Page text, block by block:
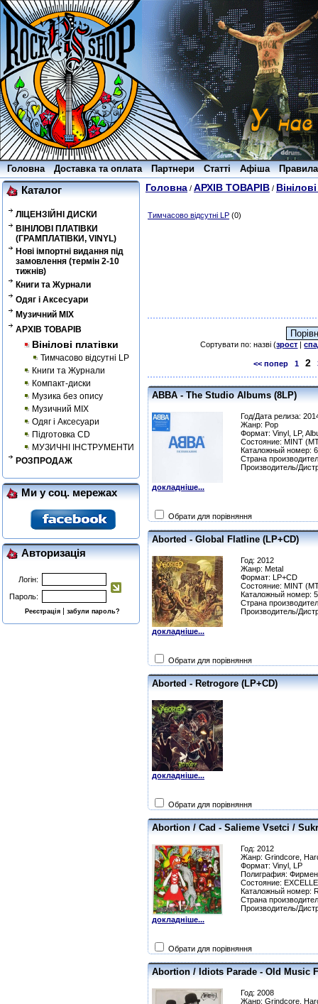
Головна Доставка та оплата Партнери Статті Афіша
Каталог
ЛІЦЕНЗІЙНІ ДИСКИ
ВІНІЛОВІ ПЛАТІВКИ
(ГРАМПЛАТІВКИ, VINYL)
Нові імпортні видання під
замовлення (термін 2-10
тижнів)
Книги та Журнали
Одяг і Аксесуари
Музичний MIX
АРХІВ ТОВАРІВ
Вінілові платівки
Тимчасово відсутні LP
Книги та Журнали
Компакт-диски
Музика без опису
Музичний MIX
Одяг і Аксесуари
Підготовка CD
МУЗИЧНІ ІНСТРУМЕНТИ
РОЗПРОДАЖ
Ми у соц. мережах
Авторизація
Логін:
Пароль:
Реєстрація |забули пароль?
Головна / АРХІВ ТОВАРІВ /
Тимчасово відсутні LP (0)
Сортувати по: назві (зрост |
<< попер 1 2
ABBA - The Studio Albums (8LP)
докладніше...
Год/Дата релиза:
Жанр: Pop
Формат: Vinyl, LP,
Состояние: MINT
Каталожный номер:
Страна
Производитель/
Обрати для порівняння
Aborted - Global Flatline (LP+CD)
докладніше...
Год: 2012
Жанр: Metal
Формат: LP+CD
Состояние: MINT
Каталожный номер:
Страна
Производитель/
Обрати для порівняння
Aborted - Retrogore (LP+CD)
докладніше...
Обрати для порівняння
Abortion / Cad - Salieme Vsetci /
докладніше...
Год: 2012
Жанр: Grindcore,
Формат: Vinyl, LP
Полиграфия:
Состояние:
Каталожный номер:
Страна
Производитель/
Обрати для порівняння
Abortion / Idiots Parade - Old Music
Год: 2008
Жанр: Grindcore,